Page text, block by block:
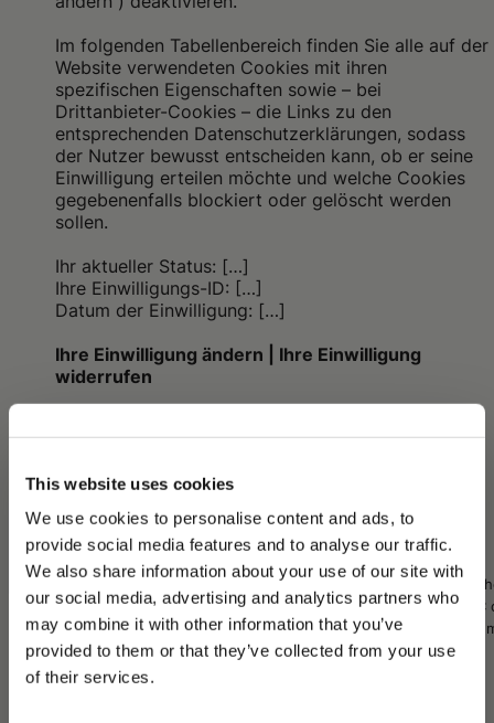
This website uses cookies
We use cookies to personalise content and ads, to
provide social media features and to analyse our traffic.
We also share information about your use of our site with
our social media, advertising and analytics partners who
may combine it with other information that you’ve
provided to them or that they’ve collected from your use
of their services.
PLEASE CHOOSE YOUR COUNTRY
We detected that you are browsing from United States, do
Im folgenden Tabellenbereich finden Sie alle auf der
Website verwendeten Cookies mit ihren
spezifischen Eigenschaften sowie – bei
Drittanbieter-Cookies – die Links zu den
entsprechenden Datenschutzerklärungen, sodass
der Nutzer bewusst entscheiden kann, ob er seine
Einwilligung erteilen möchte und welche Cookies
gegebenenfalls blockiert oder gelöscht werden
sollen.
Ihr aktueller Status: […]
Ihre Einwilligungs-ID: […]
Datum der Einwilligung: […]
Ihre Einwilligung ändern | Ihre Einwilligung
widerrufen
Cookiebot:
Name des
Typologie
Navigation,
Profiling
usw.)
Zweck
Erhobene
Dauer
auf PC
Gerät)